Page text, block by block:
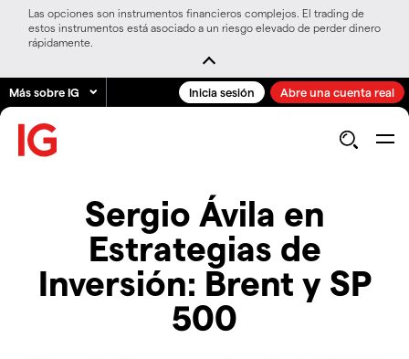
Las opciones son instrumentos financieros complejos. El trading de
estos instrumentos está asociado a un riesgo elevado de perder dinero
rápidamente.
Más sobre IG Inicia sesión Abre una cuenta real
Sergio Ávila en
Estrategias de
Inversión: Brent y SP
500